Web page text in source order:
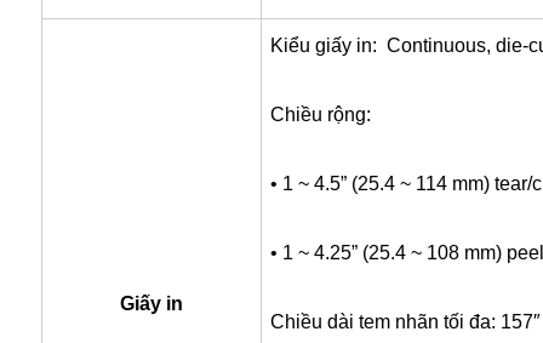
Giấy in
Kiểu giấy in: Continuous, die-
Chiều rộng:
• 1 ~ 4.5” (25.4 ~ 114 mm) tear/
• 1 ~ 4.25” (25.4 ~ 108 mm)
Chiều dài tem nhãn tối đa: